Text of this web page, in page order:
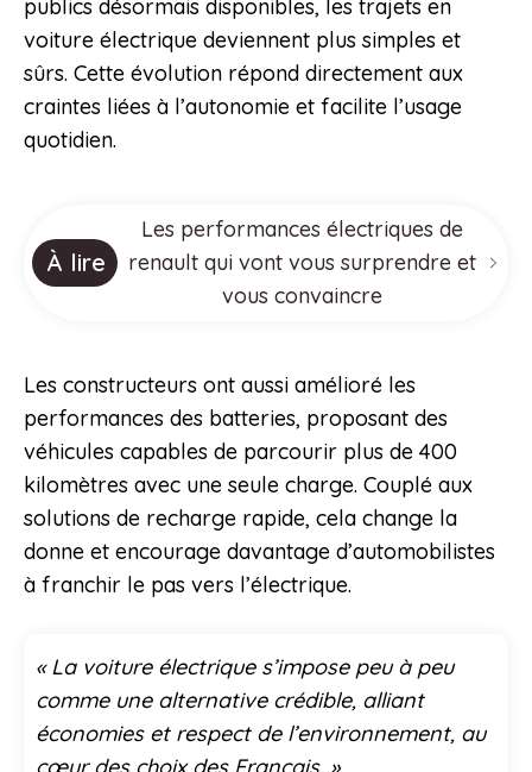
publics désormais disponibles, les trajets en
voiture électrique deviennent plus simples et
sûrs. Cette évolution répond directement aux
craintes liées à l’autonomie et facilite l’usage
quotidien.
À lire
Les performances électriques de
renault qui vont vous surprendre et
vous convaincre
Les constructeurs ont aussi amélioré les
performances des batteries, proposant des
véhicules capables de parcourir plus de 400
kilomètres avec une seule charge. Couplé aux
solutions de recharge rapide, cela change la
donne et encourage davantage d’automobilistes
à franchir le pas vers l’électrique.
« La voiture électrique s’impose peu à peu
comme une alternative crédible, alliant
économies et respect de l’environnement, au